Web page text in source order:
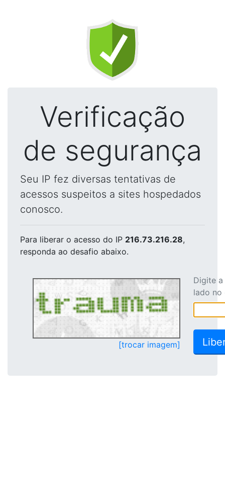
Verificação
de segurança
Seu IP fez diversas tentativas de
acessos suspeitos a sites hospedados
conosco.
Para liberar o acesso do IP 216.73.216.28,
responda ao desafio abaixo.
[trocar imagem]
Digite
lado no